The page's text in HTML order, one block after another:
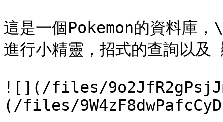
這是一個Pokemon的資料庫，\
進行小精靈，招式的查詢以
![](/files/
(/files/